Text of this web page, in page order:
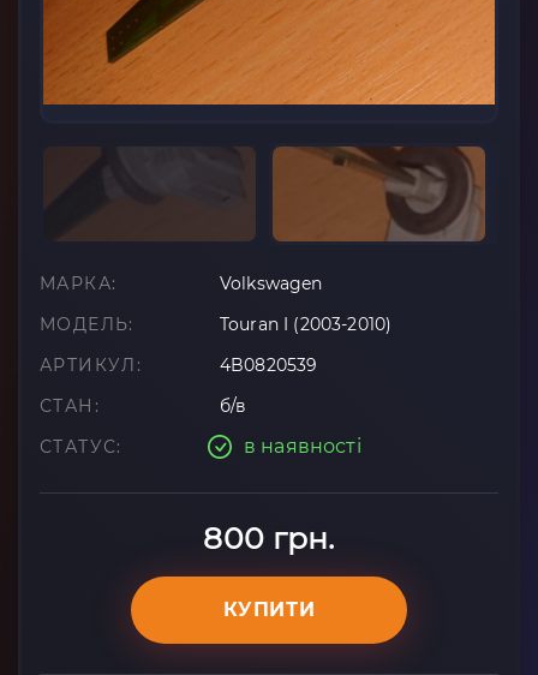
МАРКА:
Volkswagen
МОДЕЛЬ:
Touran I (2003-2010)
АРТИКУЛ:
4B0820539
СТАН:
б/в
СТАТУС:
в наявності
800 грн.
КУПИТИ